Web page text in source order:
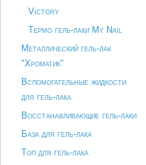
Victory
Термо гель-лаки My Nail
Металлический гель-лак
"Хроматик"
Вспомогательные жидкости
для гель-лака
Восстанавливающие гель-лаки
База для гель-лака
Топ для гель-лака